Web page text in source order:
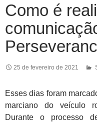
Como é
25 de fevereiro de 2021
Esses dias foram
marciano do veículo
Durante o processo